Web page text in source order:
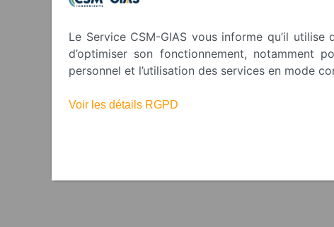
Le Service CSM-GIAS vous informe qu’il
d’optimiser son fonctionnement, notamment
personnel et l’utilisation des services en mode
Voir les détails RGPD